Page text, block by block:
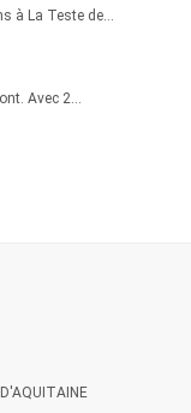
à La Teste de...
Avec 2...